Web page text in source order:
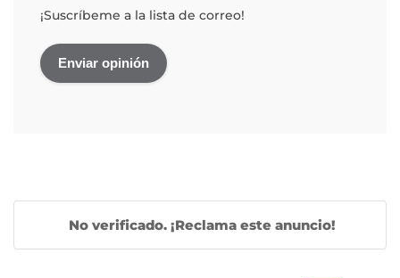
¡Suscríbeme a la lista de correo!
No verificado. ¡Reclama este anuncio!